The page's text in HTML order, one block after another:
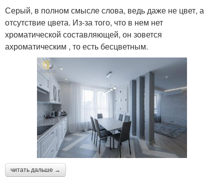
Серый, в полном смысле слова, ведь даже не цвет, а
отсутствие цвета. Из-за того, что в нем нет
хроматической составляющей, он зовется
ахроматическим , то есть бесцветным.
читать дальше →